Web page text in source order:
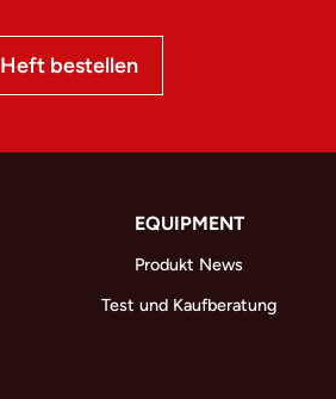
Heft bestellen
EQUIPMENT
Produkt News
Test und Kaufberatung